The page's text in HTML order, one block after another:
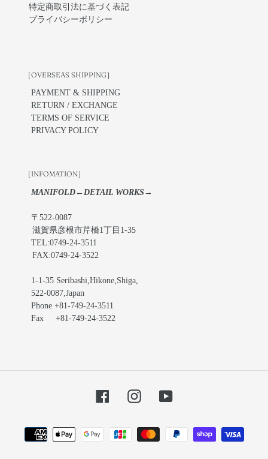
特定商取引法に基づく表記
プライバシーポリシー
［OVERSEAS SHIPPING］
PAYMENT & SHIPPING
RETURN / EXCHANGE
TERMS OF SERVICE
PRIVACY POLICY
［INFOMATION］
MANIFOLD←DETAIL WORKS→
〒522-0087
滋賀県彦根市芹橋1丁目1-35
TEL:0749-24-3511
FAX:0749-24-3522
1-1-35 Seribashi,Hikone,Shiga,
522-0087,Japan
Phone +81-749-24-3511
Fax +81-749-24-3522
FacebookInstagramYouTube
お
支